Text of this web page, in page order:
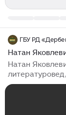
Натан
Натан